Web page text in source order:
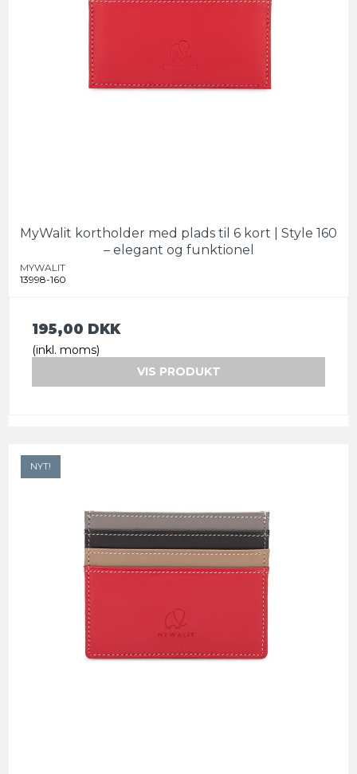
MyWalit kortholder med plads til 6 kort | Style 160
– elegant og funktionel
MYWALIT
13998-160
195,00 DKK
(inkl. moms)
VIS PRODUKT
NYT!